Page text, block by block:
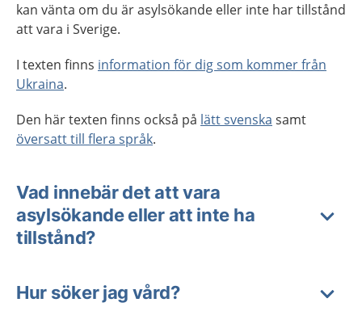
kan vänta om du är asylsökande eller inte har tillstånd
att vara i Sverige.
I texten finns information för dig som kommer från
Ukraina.
Den här texten finns också på lätt svenska samt
översatt till flera språk.
Vad innebär det att vara
asylsökande eller att inte ha
tillstånd?
Hur söker jag vård?